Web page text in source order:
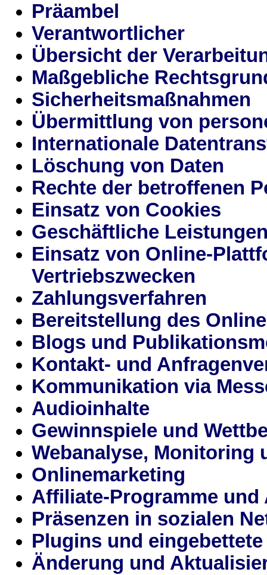
Präambel
Verantwortlicher
Übersicht der
Maßgebliche
Sicherheitsmaßnahmen
Übermittlung von
Internationale
Löschung von Daten
Rechte der betroffenen
Einsatz von Cookies
Geschäftliche
Einsatz von Online-
Vertriebszwecken
Zahlungsverfahren
Bereitstellung des
Blogs und
Kontakt- und
Kommunikation via
Audioinhalte
Gewinnspiele und
Webanalyse, Monitoring
Onlinemarketing
Affiliate-Programme
Präsenzen in sozialen
Plugins und
Änderung und